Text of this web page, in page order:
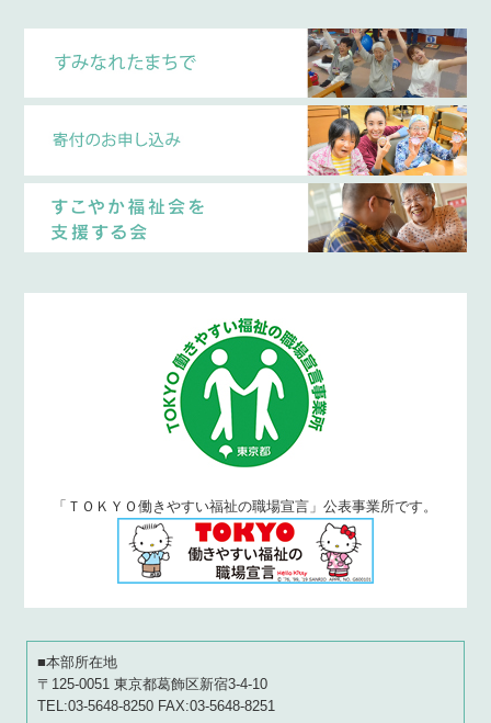
「ＴＯＫＹＯ働きやすい福祉の職場宣言」公表事業所です。
■本部所在地
〒125-0051 東京都葛飾区新宿3-4-10
TEL:03-5648-8250 FAX:03-5648-8251